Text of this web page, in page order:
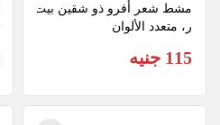
مشط شعر أفرو ذو شقين بيت
ر، متعدد الألوان
115 جنيه